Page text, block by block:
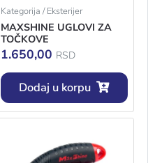
Kategorija / Eksterijer
MAXSHINE UGLOVI ZA
TOČKOVE
1.650,00 RSD
Dodaj u korpu